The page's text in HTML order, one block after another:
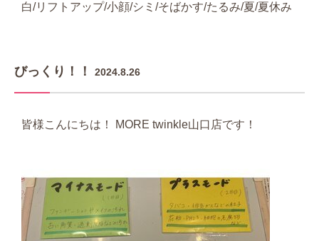
白/リフトアップ/小顔/シミ/そばかす/たるみ/夏/夏休み
びっくり！！ 2024.8.26
皆様こんにちは！ MORE twinkle山口店です！